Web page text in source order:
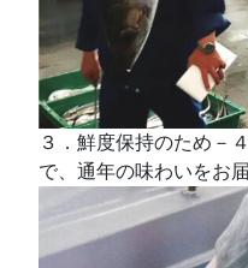
３．鮮度保持のため－
で、通年の味わいをお届